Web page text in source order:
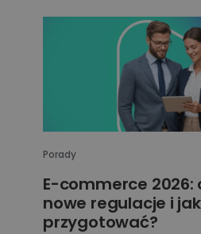
Porady
E-commerce 2026:
nowe regulacje i
przygotować?